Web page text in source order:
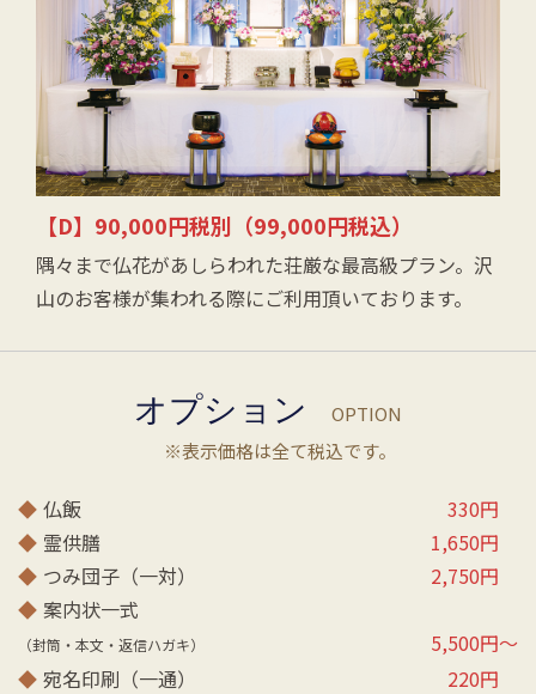
【D】90,000円税別（99,000円税込）
隅々まで仏花があしらわれた荘厳な最高級プラン。沢
山のお客様が集われる際にご利用頂いております。
オプション
OPTION
※表示価格は全て税込です。
◆ 仏飯
330円
◆ 霊供膳
1,650円
◆ つみ団子（一対）
2,750円
◆ 案内状一式
（封筒・本文・返信ハガキ）
5,500円～
◆ 宛名印刷（一通）
220円